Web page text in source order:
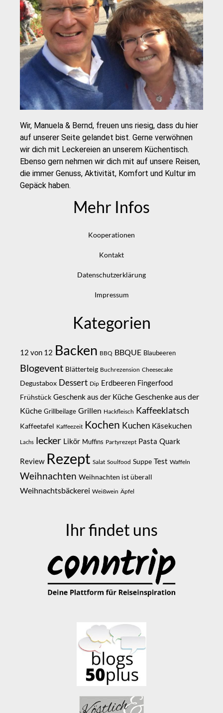
Wir, Manuela & Bernd, freuen uns riesig, dass du hier
auf unserer Seite gelandet bist. Gerne verwöhnen
wir dich mit Leckereien an unserem Küchentisch.
Ebenso gern nehmen wir dich mit auf unsere Reisen,
die immer Genuss, Aktivität, Komfort und Kultur im
Gepäck haben.
Mehr Infos
Kooperationen
Kontakt
Datenschutzerklärung
Impressum
Kategorien
12 von 12 Backen BBQ BBQUE Blaubeeren
Blogevent Blätterteig Buchrezension Cheesecake
Degustabox Dessert Dip Erdbeeren Fingerfood
Frühstück Geschenk aus der Küche Geschenke aus der
Küche Grillbeilage Grillen Hackfleisch Kaffeeklatsch
Kaffeetafel Kaffeezeit Kochen Kuchen Käsekuchen
Lachs lecker Likör Muffins Partyrezept Pasta Quark
Review Rezept Salat Soulfood Suppe Test Waffeln
Weihnachten Weihnachten ist überall
Weihnachtsbäckerei Weißwein Äpfel
Ihr findet uns